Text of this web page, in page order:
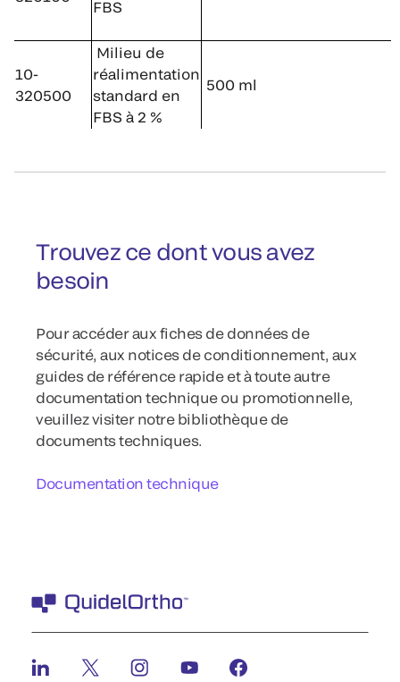
FBS
10-
320500
Milieu de
réalimentation
standard en
FBS à 2 %
500 ml
Trouvez ce dont vous avez
besoin
Pour accéder aux fiches de données de
sécurité, aux notices de conditionnement, aux
guides de référence rapide et à toute autre
documentation technique ou promotionnelle,
veuillez visiter notre bibliothèque de
documents techniques.
Documentation technique